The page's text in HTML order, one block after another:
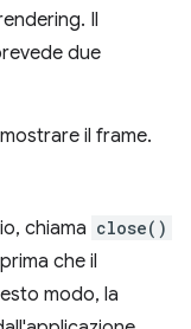
Il
due
il frame.
chiama close()
che il
modo, la